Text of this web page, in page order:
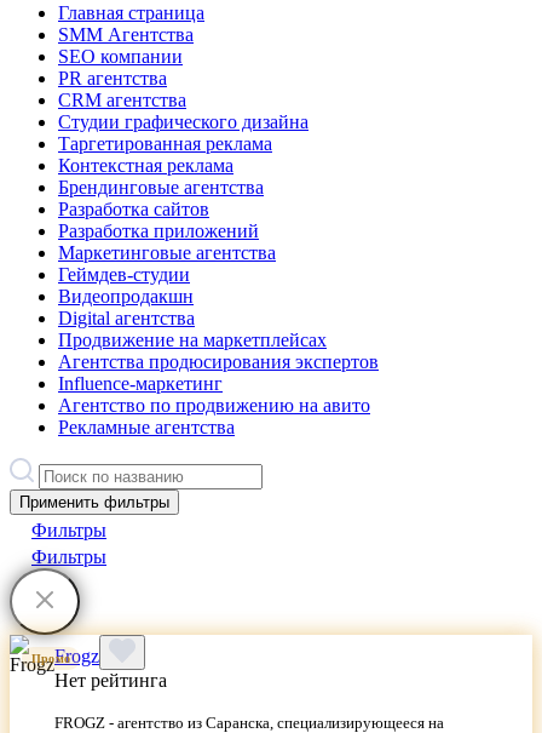
Главная страница
SMM Агентства
SEO компании
PR агентства
CRM агентства
Студии графического дизайна
Таргетированная реклама
Контекстная реклама
Брендинговые агентства
Разработка сайтов
Разработка приложений
Маркетинговые агентства
Геймдев-студии
Видеопродакшн
Digital агентства
Продвижение на маркетплейсах
Агентства продюсирования экспертов
Influence-маркетинг
Агентство по продвижению на авито
Рекламные агентства
Применить фильтры
Фильтры
Фильтры
ПромоFrogz
Нет рейтинга
FROGZ - агентство из Саранска, специализирующееся на